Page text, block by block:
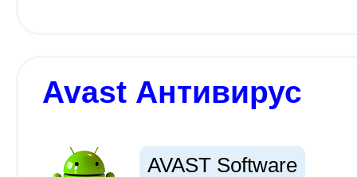
Avast Антивирус
AVAST Software